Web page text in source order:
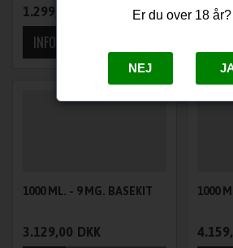
1.299,00
1000 ML. - 9 MG. BASEKIT
3.129,00 DKK
1000
Er du over 18 år?
NEJ